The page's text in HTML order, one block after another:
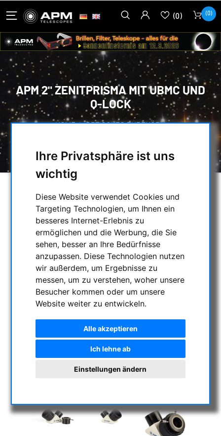
Ihre Privatsphäre ist uns
wichtig
Diese Website verwendet Cookies und
Targeting Technologien, um Ihnen ein
besseres Internet-Erlebnis zu
ermöglichen und die Werbung, die Sie
sehen, besser an Ihre Bedürfnisse
anzupassen. Diese Technologien nutzen
wir außerdem, um Ergebnisse zu
messen, um zu verstehen, woher unsere
Besucher kommen oder um unsere
Website weiter zu entwickeln.
Alle akzeptieren
Ich lehne ab
Einstellungen ändern
(0) (0)
APM 2" ZENITPRISMA MIT UBMC UND
Q-LOCK
HOME / OPTISCHES ZUBEHÖR /
APM 2" ZENITPRISMA MIT UBMC UND Q-LOCK